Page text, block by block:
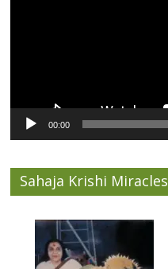
00:00
Sahaja Krishi Miracles